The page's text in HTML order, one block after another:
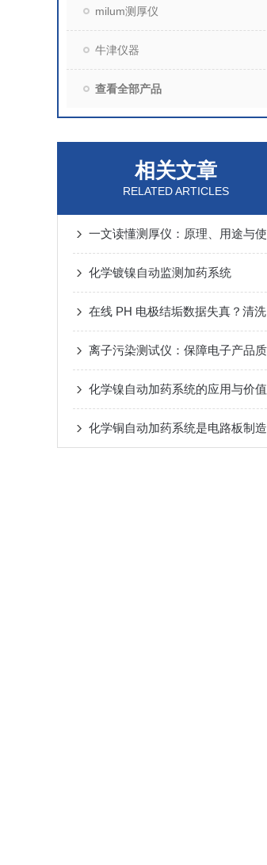
milum测厚仪
牛津仪器
查看全部产品
相关文章
RELATED ARTICLES
化学镀镍自动监测加药系统
化学镍自动加药系统的应用与价值